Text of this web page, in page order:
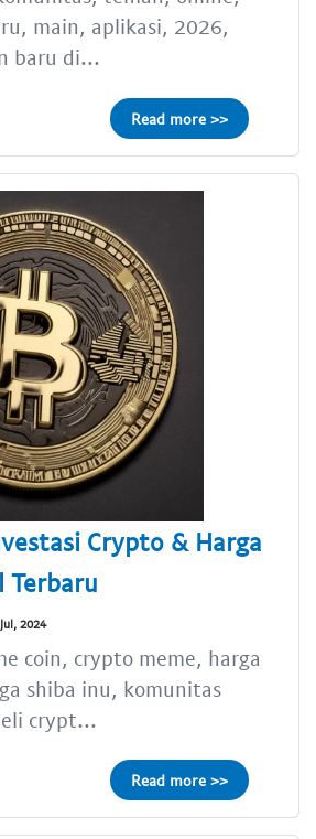
main, aplikasi, 2026,
baru di...
Read more >>
Crypto & Harga
Terbaru
2024
coin, crypto meme, harga
shiba inu, komunitas
crypt...
Read more >>